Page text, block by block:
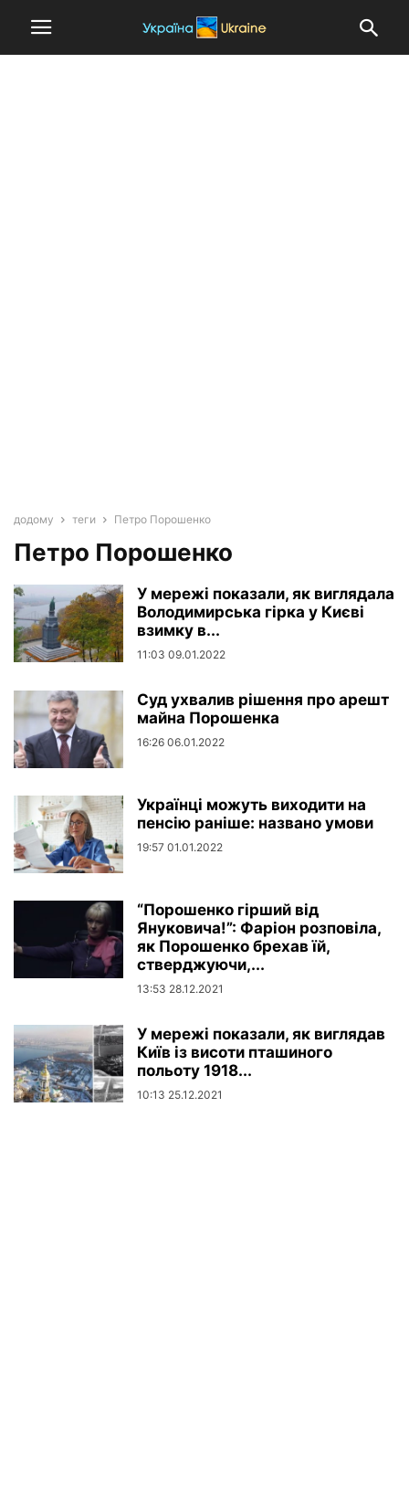
додому теги Петро Порошенко
Петро Порошенко
У мережі показали, як виглядала
Володимирська гірка у Києві
взимку в...
11:03 09.01.2022
Суд ухвалив рішення про арешт
майна Порошенка
16:26 06.01.2022
Українці можуть виходити на
пенсію раніше: названо умови
19:57 01.01.2022
“Порошенко гірший від
Януковича!”: Фаріон розповіла,
як Порошенко брехав їй,
стверджуючи,...
13:53 28.12.2021
У мережі показали, як виглядав
Київ із висоти пташиного
польоту 1918...
10:13 25.12.2021